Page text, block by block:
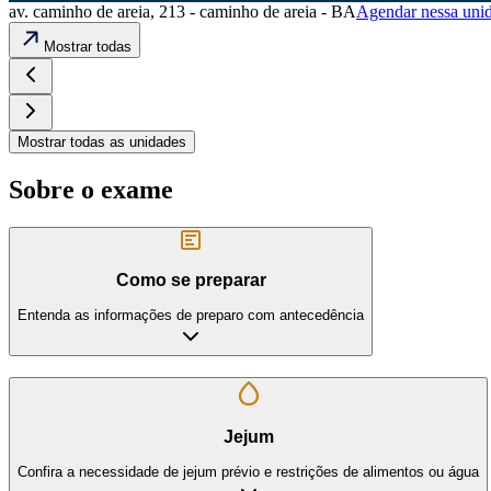
av. caminho de areia, 213 - caminho de areia - BAAgendar nessa
Mostrar todas
Mostrar todas as unidades
Sobre o exame
Como se preparar
Entenda as informações de preparo com antecedência
Jejum
Confira a necessidade de jejum prévio e restrições de alimentos ou água